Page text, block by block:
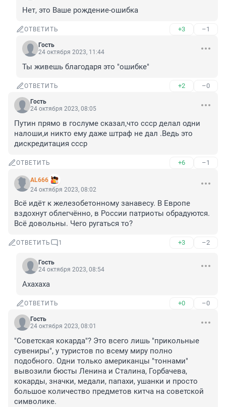
Нет, это Ваше рождение-ошибка
ОТВЕТИТЬ +3 –1
Гость
24 октября 2023, 11:44
Ты живешь благодаря это "ошибке"
ОТВЕТИТЬ +2 –0
Гость
24 октября 2023, 08:05
Путин прямо в гослуме сказал,что ссср делал одни
налоши,и никто ему даже штраф не дал .Ведь это
дискредитация ссср
ОТВЕТИТЬ +6 –1
AL666
24 октября 2023, 08:02
Всё идёт к железобетонному занавесу. В Европе
вздохнут облегчённо, в России патриоты обрадуются.
Всё довольны. Чего ругаться то?
ОТВЕТИТЬ 1 +3 –2
Гость
24 октября 2023, 08:54
Ахахаха
ОТВЕТИТЬ +0 –0
Гость
24 октября 2023, 08:01
"Советская кокарда"? Это всего лишь "прикольные
сувениры", у туристов по всему миру полно
подобного. Одни только американцы "тоннами"
вывозили бюсты Ленина и Сталина, Горбачева,
кокарды, значки, медали, папахи, ушанки и просто
большое количество предметов китча на советской
символике.